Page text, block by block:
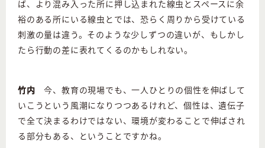
ば、より混み入った所に押し込まれた線虫とスペースに余
裕のある所にいる線虫とでは、恐らく周りから受けている
刺激の量は違う。そのような少しずつの違いが、もしかし
たら行動の差に表れてくるのかもしれない。
竹内 今、教育の現場でも、一人ひとりの個性を伸ばして
いこうという風潮になりつつあるけれど、個性は、遺伝子
で全て決まるわけではない、環境が変わることで伸ばされ
る部分もある、ということですかね。